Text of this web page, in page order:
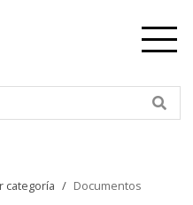
categoría Documentos